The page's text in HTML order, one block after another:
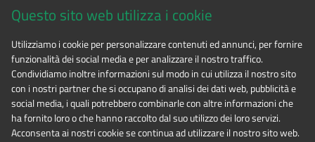
spettacolo "NUVOLE - La straordinaria impresa di
Colombano Romean e altre storie d'acqua e di
ghiaccio", nell'ambito della rassegna COLOMBANO 500, per
i 500 anni del Pertus di Colombano Romean.
Montebenedetto - Passeggiata culturale storico
archeologica18 Luglio 2026
Sabato 18 luglio, ore 15, a Villar Focchiardo (TO), visita
Tel. 0122.854720
E-mailalpicozie@cert.ruparpiemonte.it
Questo sito web utilizza i cookie
Utilizziamo i cookie per personalizzare contenuti ed annunci, per fornire
funzionalità dei social media e per analizzare il nostro traffico.
Condividiamo inoltre informazioni sul modo in cui utilizza il nostro sito
con i nostri partner che si occupano di analisi dei dati web, pubblicità e
social media, i quali potrebbero combinarle con altre informazioni che
ha fornito loro o che hanno raccolto dal suo utilizzo dei loro servizi.
Acconsenta ai nostri cookie se continua ad utilizzare il nostro sito web.